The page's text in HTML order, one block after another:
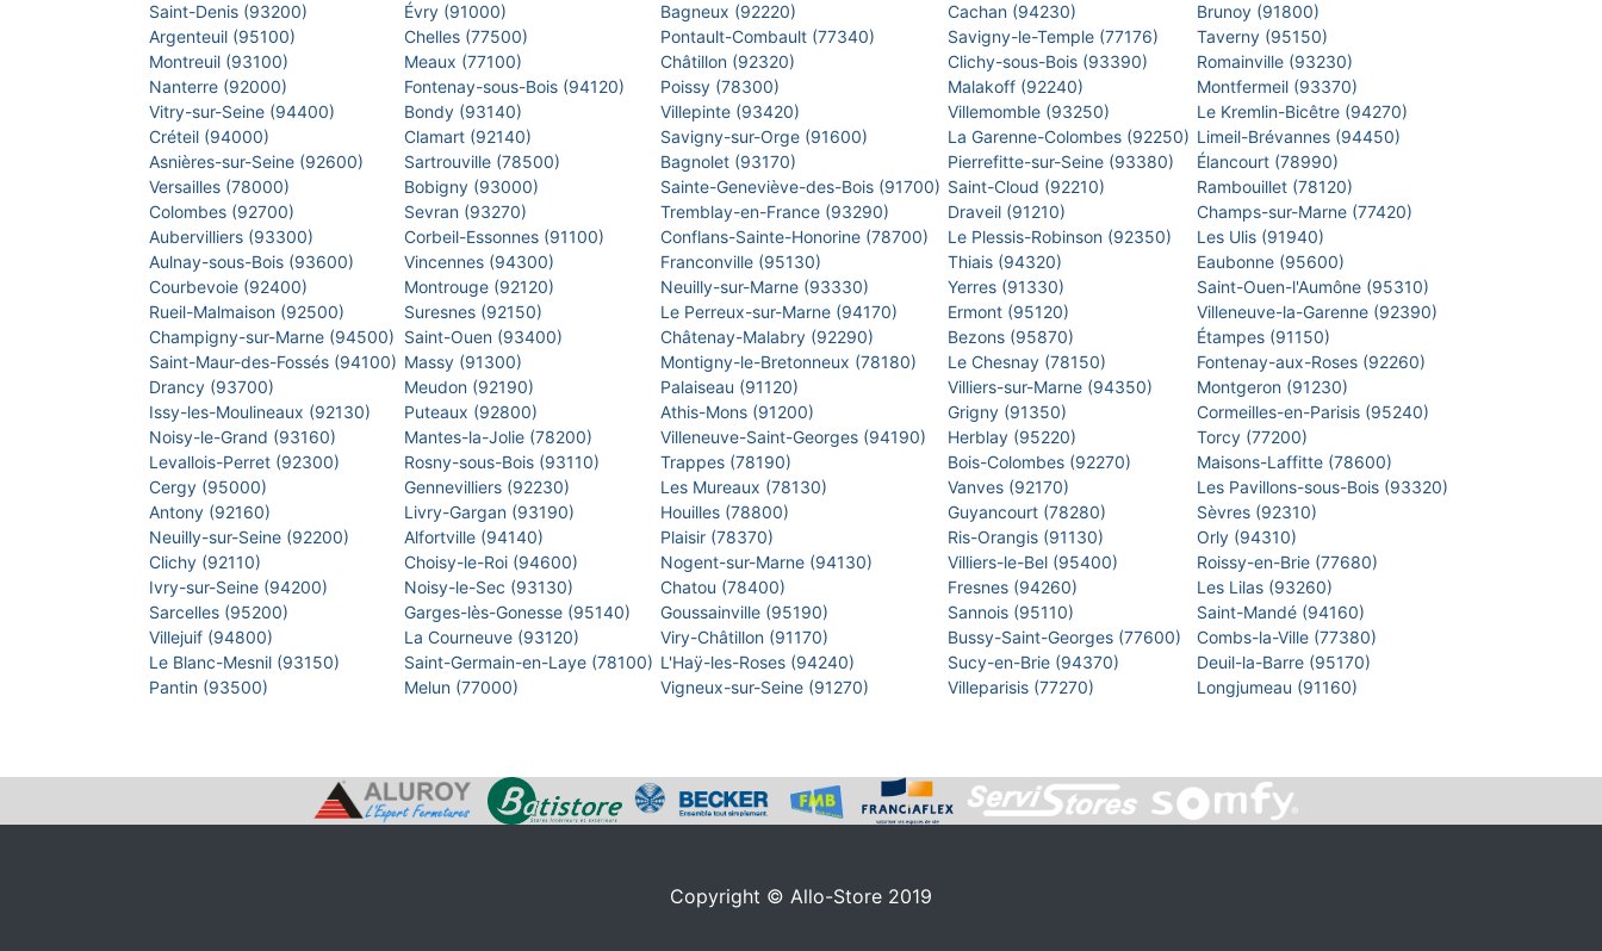
Saint-Denis (93200)
Argenteuil (95100)
Montreuil (93100)
Nanterre (92000)
Vitry-sur-Seine (94400)
Créteil (94000)
Asnières-sur-Seine (92600)
Versailles (78000)
Colombes (92700)
Aubervilliers (93300)
Aulnay-sous-Bois (93600)
Courbevoie (92400)
Rueil-Malmaison (92500)
Champigny-sur-Marne (94500)
Saint-Maur-des-Fossés (94100)
Drancy (93700)
Issy-les-Moulineaux (92130)
Noisy-le-Grand (93160)
Levallois-Perret (92300)
Cergy (95000)
Antony (92160)
Neuilly-sur-Seine (92200)
Clichy (92110)
Ivry-sur-Seine (94200)
Sarcelles (95200)
Villejuif (94800)
Le Blanc-Mesnil (93150)
Pantin (93500)
Évry (91000)
Chelles (77500)
Meaux (77100)
Fontenay-sous-Bois (94120)
Bondy (93140)
Clamart (92140)
Sartrouville (78500)
Bobigny (93000)
Sevran (93270)
Corbeil-Essonnes (91100)
Vincennes (94300)
Montrouge (92120)
Suresnes (92150)
Saint-Ouen (93400)
Massy (91300)
Meudon (92190)
Puteaux (92800)
Mantes-la-Jolie (78200)
Rosny-sous-Bois (93110)
Gennevilliers (92230)
Livry-Gargan (93190)
Alfortville (94140)
Choisy-le-Roi (94600)
Noisy-le-Sec (93130)
Garges-lès-Gonesse (95140)
La Courneuve (93120)
Saint-Germain-en-Laye (78100)
Melun (77000)
Bagneux (92220)
Pontault-Combault (77340)
Châtillon (92320)
Poissy (78300)
Villepinte (93420)
Savigny-sur-Orge (91600)
Bagnolet (93170)
Sainte-Geneviève-des-Bois (91700)
Tremblay-en-France (93290)
Conflans-Sainte-Honorine (78700)
Franconville (95130)
Neuilly-sur-Marne (93330)
Le Perreux-sur-Marne (94170)
Châtenay-Malabry (92290)
Montigny-le-Bretonneux (78180)
Palaiseau (91120)
Athis-Mons (91200)
Villeneuve-Saint-Georges (94190)
Trappes (78190)
Les Mureaux (78130)
Houilles (78800)
Plaisir (78370)
Nogent-sur-Marne (94130)
Chatou (78400)
Goussainville (95190)
Viry-Châtillon (91170)
L'Haÿ-les-Roses (94240)
Vigneux-sur-Seine (91270)
Cachan (94230)
Savigny-le-Temple (77176)
Clichy-sous-Bois (93390)
Malakoff (92240)
Villemomble (93250)
La Garenne-Colombes (92250)
Pierrefitte-sur-Seine (93380)
Saint-Cloud (92210)
Draveil (91210)
Le Plessis-Robinson (92350)
Thiais (94320)
Yerres (91330)
Ermont (95120)
Bezons (95870)
Le Chesnay (78150)
Villiers-sur-Marne (94350)
Grigny (91350)
Herblay (95220)
Bois-Colombes (92270)
Vanves (92170)
Guyancourt (78280)
Ris-Orangis (91130)
Villiers-le-Bel (95400)
Fresnes (94260)
Sannois (95110)
Bussy-Saint-Georges (77600)
Sucy-en-Brie (94370)
Villeparisis (77270)
Brunoy (91800)
Taverny (95150)
Romainville (93230)
Montfermeil (93370)
Le Kremlin-Bicêtre (94270)
Limeil-Brévannes (94450)
Élancourt (78990)
Rambouillet (78120)
Champs-sur-Marne (77420)
Les Ulis (91940)
Eaubonne (95600)
Saint-Ouen-l'Aumône (95310)
Villeneuve-la-Garenne (92390)
Étampes (91150)
Fontenay-aux-Roses (92260)
Montgeron (91230)
Cormeilles-en-Parisis (95240)
Torcy (77200)
Maisons-Laffitte (78600)
Les Pavillons-sous-Bois (93320)
Sèvres (92310)
Orly (94310)
Roissy-en-Brie (77680)
Les Lilas (93260)
Saint-Mandé (94160)
Combs-la-Ville (77380)
Deuil-la-Barre (95170)
Longjumeau (91160)
Copyright © Allo-Store 2019